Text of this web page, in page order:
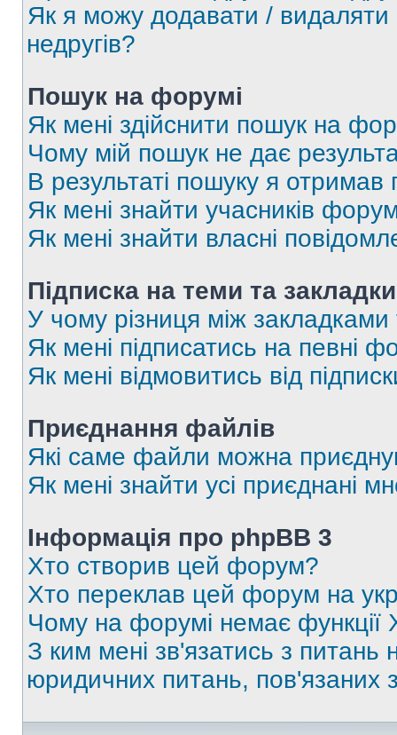
Як я можу додавати / видаляти
недругів?
Пошук на форумі
Як мені здійснити пошук на
Чому мій пошук не дає
В результаті пошуку я отримав
Як мені знайти учасників
Як мені знайти власні
Підписка на теми та закладки
У чому різниця між закладками
Як мені підписатись на певні
Як мені відмовитись від
Приєднання файлів
Які саме файли можна
Як мені знайти усі приєднані
Інформація про phpBB 3
Хто створив цей форум?
Хто переклав цей форум на
Чому на форумі немає функції
З ким мені зв'язатись з питань
юридичних питань,